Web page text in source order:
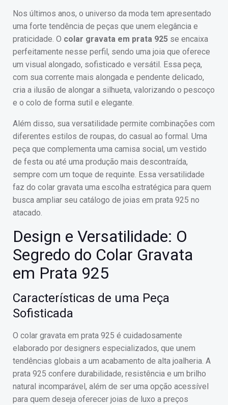
Nos últimos anos, o universo da moda tem apresentado
uma forte tendência de peças que unem elegância e
praticidade. O colar gravata em prata 925 se encaixa
perfeitamente nesse perfil, sendo uma joia que oferece
um visual alongado, sofisticado e versátil. Essa peça,
com sua corrente mais alongada e pendente delicado,
cria a ilusão de alongar a silhueta, valorizando o pescoço
e o colo de forma sutil e elegante.
Além disso, sua versatilidade permite combinações com
diferentes estilos de roupas, do casual ao formal. Uma
peça que complementa uma camisa social, um vestido
de festa ou até uma produção mais descontraída,
sempre com um toque de requinte. Essa versatilidade
faz do colar gravata uma escolha estratégica para quem
busca ampliar seu catálogo de joias em prata 925 no
atacado.
Design e Versatilidade: O
Segredo do Colar Gravata
em Prata 925
Características de uma Peça
Sofisticada
O colar gravata em prata 925 é cuidadosamente
elaborado por designers especializados, que unem
tendências globais a um acabamento de alta joalheria. A
prata 925 confere durabilidade, resistência e um brilho
natural incomparável, além de ser uma opção acessível
para quem deseja oferecer joias de luxo a preços